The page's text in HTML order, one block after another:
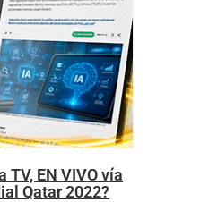
TV, EN VIVO vía
Qatar 2022?